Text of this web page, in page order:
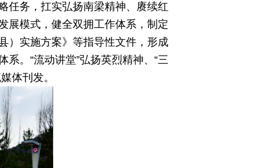
任务，扛实弘扬南梁精神、赓续红
展模式，健全双拥工作体系，制定
）实施方案》等指导性文件，形成
。“流动讲堂”弘扬英烈精神、“三
体刊发。